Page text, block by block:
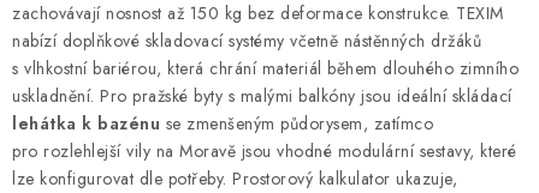
zachovávají nosnost až 150 kg bez deformace konstrukce. TEXIM
nabízí doplňkové skladovací systémy včetně nástěnných držáků
s vlhkostní bariérou, která chrání materiál během dlouhého zimního
uskladnění. Pro pražské byty s malými balkóny jsou ideální skládací
lehátka k bazénu se zmenšeným půdorysem, zatímco
pro rozlehlejší vily na Moravě jsou vhodné modulární sestavy, které
lze konfigurovat dle potřeby. Prostorový kalkulator ukazuje,